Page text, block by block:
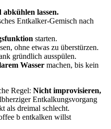
abkühlen lassen.
Entkalker-Gemisch nach
starten.
ohne etwas zu überstürzen.
gründlich ausspülen.
Wasser machen, bis kein
Regel: Nicht improvisieren,
Entkalkungsvorgang
als dreimal schlecht.
b entkalken willst